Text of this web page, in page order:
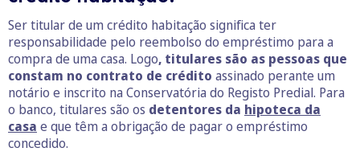
Ser titular de um crédito habitação significa ter
responsabilidade pelo reembolso do empréstimo para a
compra de uma casa. Logo, titulares são as pessoas que
constam no contrato de crédito assinado perante um
notário e inscrito na Conservatória do Registo Predial. Para
o banco, titulares são os detentores da hipoteca da
casa e que têm a obrigação de pagar o empréstimo
concedido.